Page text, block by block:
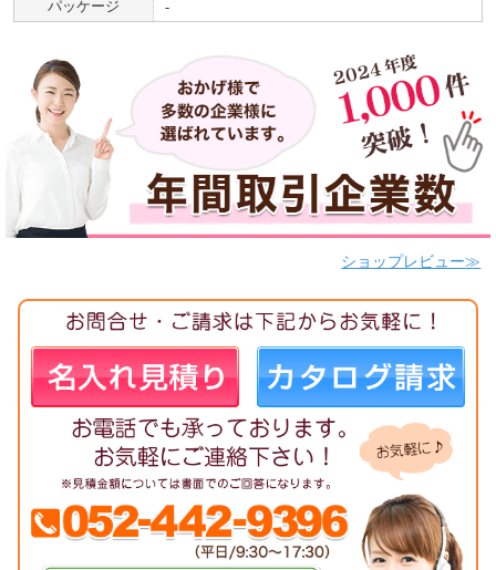
パッケージ -
ショップレビュー≫